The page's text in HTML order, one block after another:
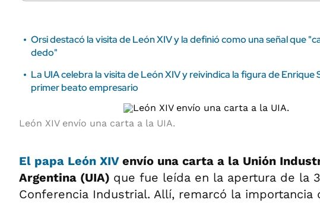
Orsi destacó la visita de León XIV y la definió como una señal que
dedo"
La UIA celebra la visita de León XIV y reivindica la figura de Enrique
primer beato empresario
León XIV envío una carta a la UIA.
El papa León XIVenvío una carta a la Unión
Argentina (UIA) que fue leída en la apertura de la
Conferencia Industrial. Allí, remarcó la importancia